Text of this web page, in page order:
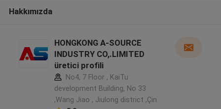
Hakkımızda
HONGKONG A-SOURCE
INDUSTRY CO,.LIMITED
üretici profili
No4, 7 Floor , KaiTu
development Building, No 33
,Wang Jiao , Jiulong district ,Çin